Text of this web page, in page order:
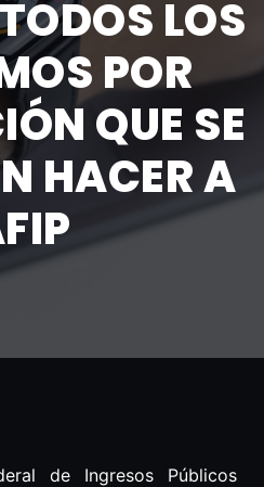
LOS
POR
QUE SE
HACER A
de Ingresos Públicos